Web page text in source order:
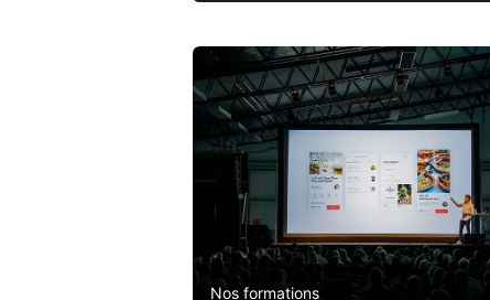
Nos formations